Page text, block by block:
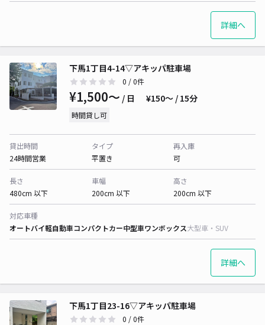
詳細へ
下馬1丁目4-14▽アキッパ駐車場
0 / 0件
¥1,500〜 / 日 ¥150〜 / 15分
時間貸し可
貸出時間
24時間営業
タイプ
平置き
再入庫
可
長さ
480cm 以下
車幅
200cm 以下
高さ
200cm 以下
対応車種
オートバイ軽自動車コンパクトカー中型車ワンボックス大型車・SUV
詳細へ
下馬1丁目23-16▽アキッパ駐車場
0 / 0件